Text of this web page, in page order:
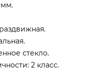
мм.
стекло.
2 класс.